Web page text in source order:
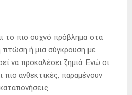
το πιο συχνό πρόβλημα στα
ή μια σύγκρουση με
να προκαλέσει ζημιά. Ενώ οι
πιο ανθεκτικές, παραμένουν